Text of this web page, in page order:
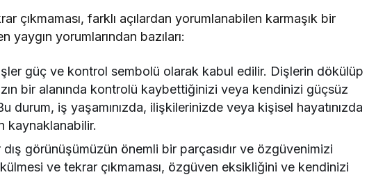
çıkmaması, farklı açılardan yorumlanabilen karmaşık bir
yaygın yorumlarından bazıları:
güç ve kontrol sembolü olarak kabul edilir. Dişlerin dökülüp
bir alanında kontrolü kaybettiğinizi veya kendinizi güçsüz
durum, iş yaşamınızda, ilişkilerinizde veya kişisel hayatınızda
kaynaklanabilir.
dış görünüşümüzün önemli bir parçasıdır ve özgüvenimizi
ve tekrar çıkmaması, özgüven eksikliğini ve kendinizi
Rüyada Ahududu Reçeli Almak Ne
Anlama Gelir? Detaylı Tabirler